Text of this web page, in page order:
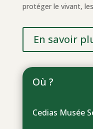
protéger le vivant,
En savoir
Où ?
Cedias Musée